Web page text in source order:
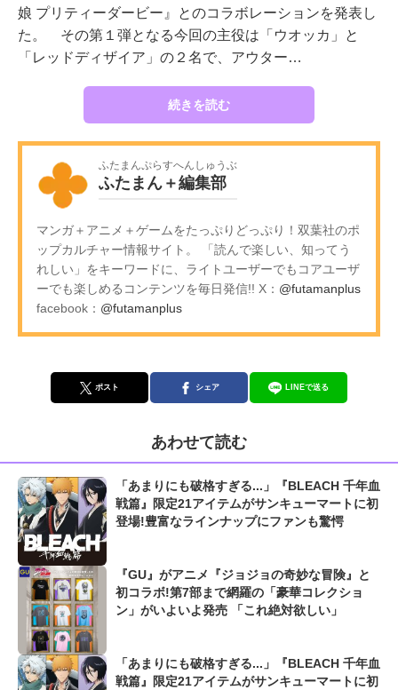
娘 プリティーダービー』とのコラボレーションを発表し
た。 その第１弾となる今回の主役は「ウオッカ」と
「レッドディザイア」の２名で、アウター…
続きを読む
ふたまんぷらすへんしゅうぶ
ふたまん＋編集部
マンガ＋アニメ＋ゲームをたっぷりどっぷり！双葉社のポ
ップカルチャー情報サイト。 「読んで楽しい、知ってう
れしい」をキーワードに、ライトユーザーでもコアユーザ
ーでも楽しめるコンテンツを毎日発信!! X： @futamanplus
facebook： @futamanplus
ポスト シェア LINEで送る
あわせて読む
「あまりにも破格すぎる...」『BLEACH 千年血
戦篇』限定21アイテムがサンキューマートに初
登場!豊富なラインナップにファンも驚愕
『GU』がアニメ『ジョジョの奇妙な冒険』と
初コラボ!第7部まで網羅の「豪華コレクショ
ン」がいよいよ発売 「これ絶対欲しい」
「あまりにも破格すぎる...」『BLEACH 千年血
戦篇』限定21アイテムがサンキューマートに初